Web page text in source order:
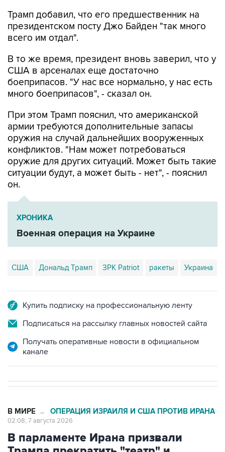
Трамп добавил, что его предшественник на
президентском посту Джо Байден "так много
всего им отдал".
В то же время, президент вновь заверил, что у
США в арсеналах еще достаточно
боеприпасов. "У нас все нормально, у нас есть
много боеприпасов", - сказал он.
При этом Трамп пояснил, что американской
армии требуются дополнительные запасы
оружия на случай дальнейших вооруженных
конфликтов. "Нам может потребоваться
оружие для других ситуаций. Может быть такие
ситуации будут, а может быть - нет", - пояснил
он.
ХРОНИКА
Военная операция на Украине
США Дональд Трамп ЗРК Patriot ракеты Украина
Купить подписку на профессиональную ленту
Подписаться на рассылку главных новостей сайта
Получать оперативные новости в официальном
канале
В МИРЕ → ОПЕРАЦИЯ ИЗРАИЛЯ И США ПРОТИВ ИРАНА
02:08, 7 августа 2026
В парламенте Ирана призвали